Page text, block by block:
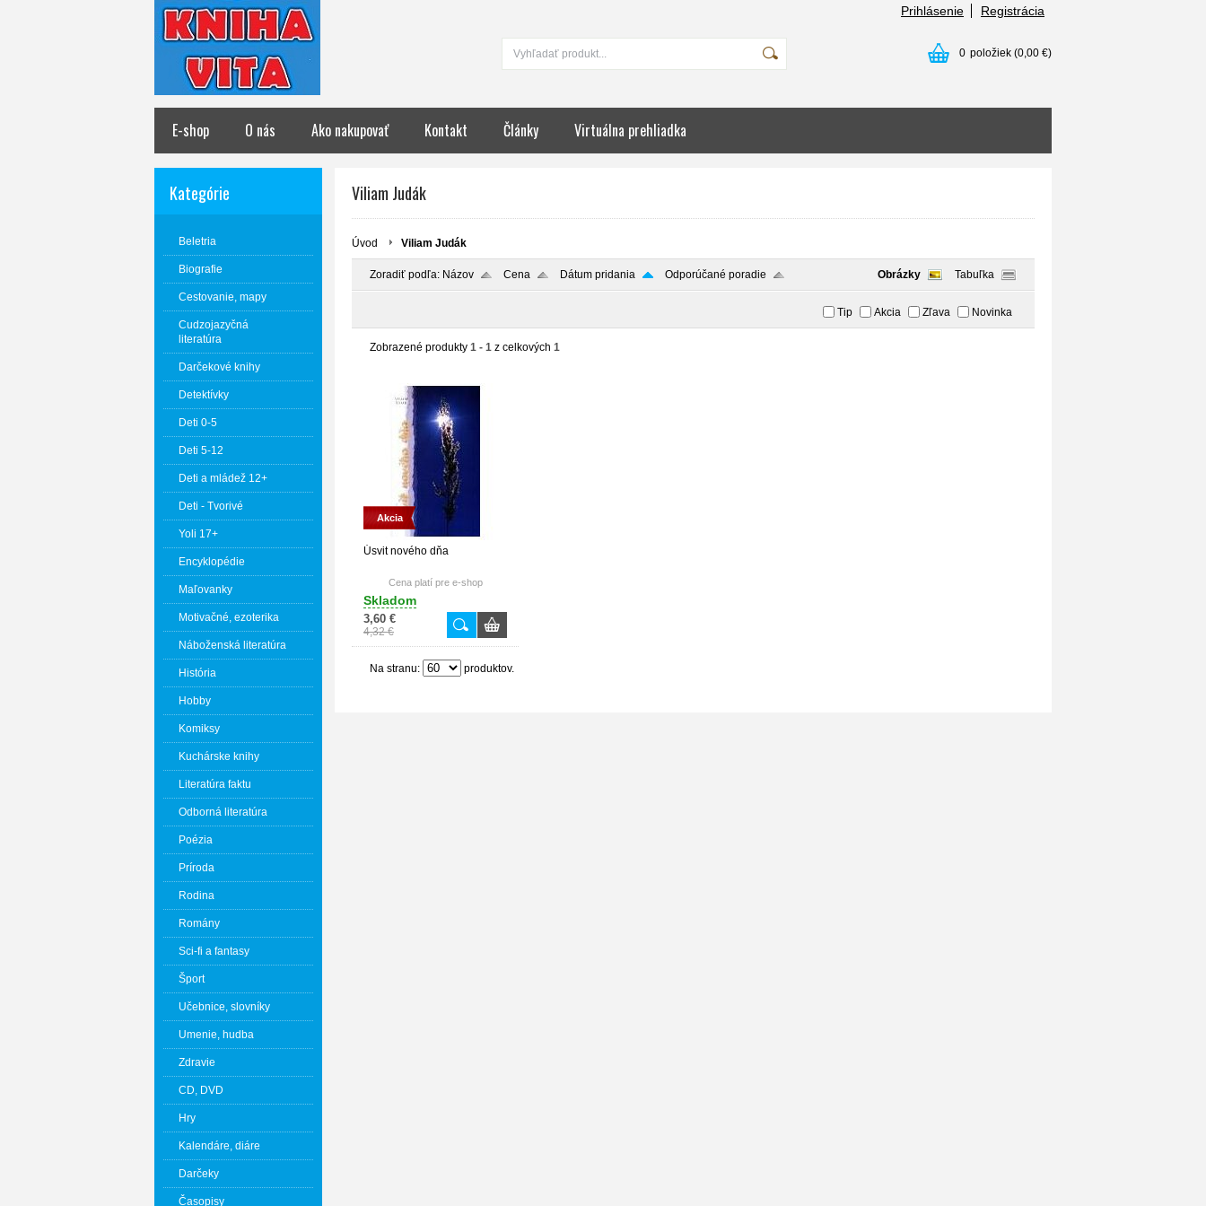
Prihlásenie Registrácia
0 položiek (0,00 €)
E-shop O nás Ako nakupovať Kontakt Články Virtuálna prehliadka
Kategórie
Beletria
Biografie
Cestovanie, mapy
Cudzojazyčná
literatúra
Darčekové knihy
Detektívky
Deti 0-5
Deti 5-12
Deti a mládež 12+
Deti - Tvorivé
Yoli 17+
Encyklopédie
Maľovanky
Motivačné, ezoterika
Náboženská literatúra
História
Hobby
Komiksy
Kuchárske knihy
Literatúra faktu
Odborná literatúra
Poézia
Príroda
Rodina
Romány
Sci-fi a fantasy
Šport
Učebnice, slovníky
Umenie, hudba
Zdravie
CD, DVD
Hry
Kalendáre, diáre
Darčeky
Časopisy
Viliam Judák
Úvod Viliam Judák
Zoradiť podľa: Názov Cena Dátum pridania Odporúčané poradie Obrázky Tabuľka
Tip Akcia Zľava Novinka
Zobrazené produkty 1 - 1 z celkových 1
Akcia
Úsvit nového dňa
Cena platí pre e-shop
Skladom
3,60 €
4,32 €
Na stranu: produktov.